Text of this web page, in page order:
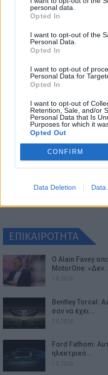
personal data.
Opted In
I want to opt-out of the
Personal Data.
Opted In
I want to opt-out of
Personal Data for
Opted In
I want to opt-out of
Retention, Sale, and/or
Personal Data that Is
Purposes for which it
Opted Out
CONFIRM
Data Deletion Data
Ford
ΕΠΙΚΑΙΡΟΤΗΤΑ
Ο Alain Favey
MotorOne: «Δεν…
Bentley Torcal:
σαν να έχει…
Ford Fathom:
ηλεκτρικό…